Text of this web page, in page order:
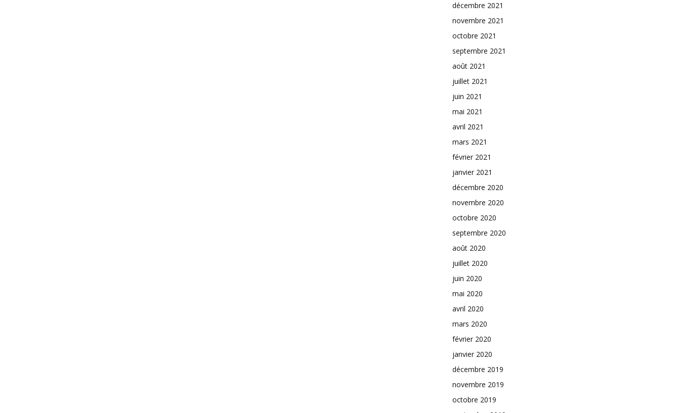
décembre 2021
novembre 2021
octobre 2021
septembre 2021
août 2021
juillet 2021
juin 2021
mai 2021
avril 2021
mars 2021
février 2021
janvier 2021
décembre 2020
novembre 2020
octobre 2020
septembre 2020
août 2020
juillet 2020
juin 2020
mai 2020
avril 2020
mars 2020
février 2020
janvier 2020
décembre 2019
novembre 2019
octobre 2019